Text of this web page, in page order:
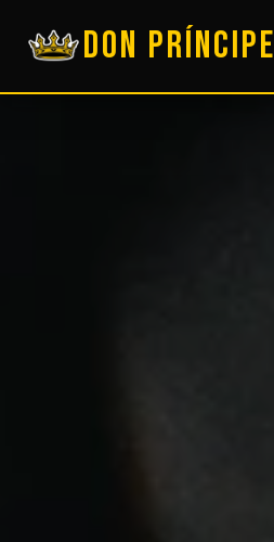
DON PRÍNCIPE